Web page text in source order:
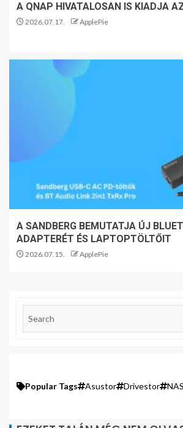
A QNAP HIVATALOSAN IS KIADJA
2026.07.17. ApplePie
A SANDBERG BEMUTATJA ÚJ
ADAPTERÉT ÉS LAPTOPTÖLTŐIT
2026.07.15. ApplePie
Popular Tags Asustor Drivestor NAS